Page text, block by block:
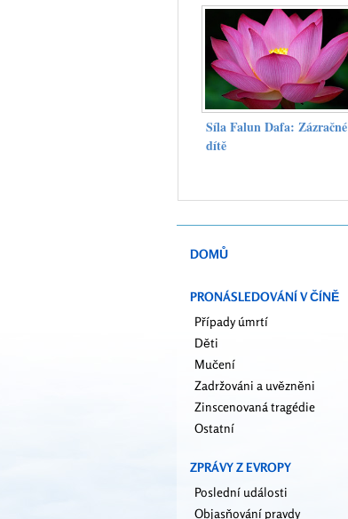
Síla Falun Dafa: Zázračné
dítě
DOMŮ
PRONÁSLEDOVÁNÍ V ČÍNĚ
Případy úmrtí
Děti
Mučení
Zadržováni a uvězněni
Zinscenovaná tragédie
Ostatní
ZPRÁVY Z EVROPY
Poslední události
Objasňování pravdy